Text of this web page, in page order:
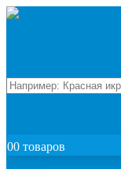
00 товаров